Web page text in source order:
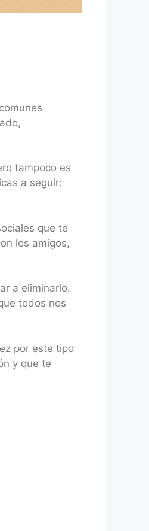
tampoco es
a seguir:
que te
los amigos,
a eliminarlo.
todos nos
por este tipo
y que te